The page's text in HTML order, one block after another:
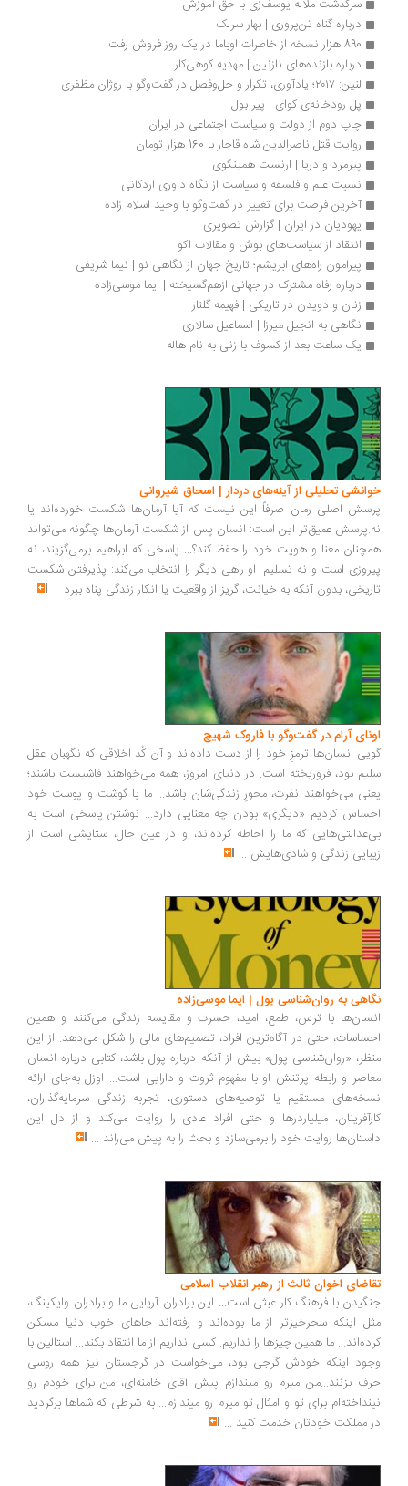
سرگذشت ملاله یوسف‌زی با حق آموزش
درباره گناه تن‌پروری | بهار سرلک
درباره بازنده‌های نازنین | مهدیه کوهی‌کار
لنین: ۲۰۱۷؛ یادآوری، تکرار و حل‌وفصل در گفت‌وگو با روژان مظفری
پل رودخانه‌ی کوای | پیر بول
چاپ دوم از دولت و سیاست اجتماعی در ایران
روایت قتل ناصرالدین شاه قاجار با 160 هزار تومان
پیرمرد و دریا | ارنست همینگوی
نسبت علم و فلسفه و سیاست از نگاه داوری اردکانی
آخرین فرصت برای تغییر در گفت‌وگو با وحید اسلام زاده
یهودیان در ایران | گزارش تصویری
انتقاد از سیاست‌های بوش و مقالات اکو
پیرامون راه‌های ابریشم؛ تاریخ جهان از نگاهی نو | نیما شریفی
درباره رفاه مشترک در جهانی ازهم‌گسیخته | ایما موسی‌زاده
زنان و دویدن در تاریکی | فهیمه گلنار
نگاهی به انجیل میرزا | اسماعیل سالاری
یک ساعت بعد از کسوف با زنی به نام هاله
تحلیلی از آینه‌های دردار | اسحاق شیروانی
اصلی رمان صرفاً این نیست که آیا آرمان‌ها شکست خورده‌اند یا
عمیق‌تر این است: انسان پس از شکست آرمان‌ها چگونه می‌تواند
معنا و هویت خود را حفظ کند؟... پاسخی که ابراهیم برمی‌گزیند، نه
است و نه تسلیم. او راهی دیگر را انتخاب می‌کند: پذیرفتن شکست
بدون آنکه به خیانت، گریز از واقعیت یا انکار زندگی پناه ببرد...
آرام در گفت‌وگو با فاروک شهیچ‭
انسان‌ها ترمزِ خود را از دست داده‌اند و آن کُدِ اخلاقی که نگهبان عقل
بود، فروریخته است. در دنیای امروز، همه می‌خواهند فاشیست باشند؛
می‌خواهند نفرت، محورِ زندگی‌شان باشد... ما با گوشت و پوست خود
کردیم «دیگری» بودن چه معنایی دارد... نوشتن پاسخی است به
که ما را احاطه کرده‌اند، و در عین حال، ستایشی است از
زندگی و شادی‌هایش...
به روان‌شناسی پول | ایما موسی‌زاده
با ترس، طمع، امید، حسرت و مقایسه زندگی می‌کنند و همین
حتی در آگاه‌ترین افراد، تصمیم‌های مالی را شکل می‌دهد. از این
«روان‌شناسی پول» بیش از آنکه درباره پول باشد، کتابی درباره انسان
و رابطه پرتنش او با مفهوم ثروت و دارایی است... اوزل به‌جای ارائه
مستقیم یا توصیه‌های دستوری، تجربه زندگی سرمایه‌گذاران،
میلیاردرها و حتی افراد عادی را روایت می‌کند و از دل این
روایت خود را برمی‌سازد و بحث را به پیش می‌راند ...
اخوان ثالث از رهبر انقلاب اسلامی
با فرهنگ کار عبثی است... این برادران آریایی ما و برادران وایکینگ،
اینکه سحرخیزتر از ما بوده‌اند و رفته‌اند جاهای خوب دنیا مسکن
ما همین چیزها را نداریم. کسی نداریم از ما انتقاد بکند... استالین با
اینکه خودش گرجی بود، می‌خواست در گرجستان نیز همه روسی
بزنند...من میرم رو میندازم پیش آقای خامنه‌ای، من برای خودم رو
برای تو و امثال تو میرم رو میندازم... به شرطی که شماها برگردید
مملکت خودتان خدمت کنید...